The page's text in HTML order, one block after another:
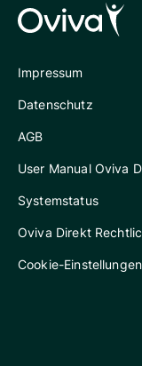
Impressum
Datenschutz
AGB
User Manual Oviva
Systemstatus
Oviva Direkt
Cookie-Einstellungen